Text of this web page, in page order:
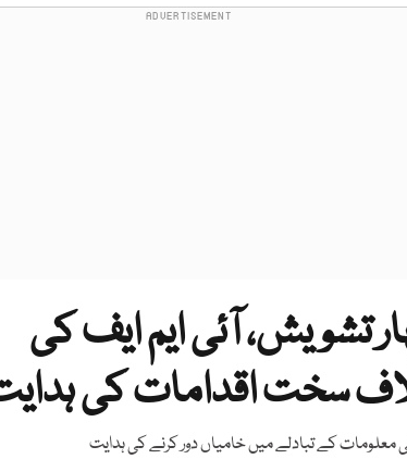
تشویش، آئی ایم ایف کی
سخت اقدامات کی
معلومات کے تبادلے میں خامیاں دور کرنے کی ہدایت